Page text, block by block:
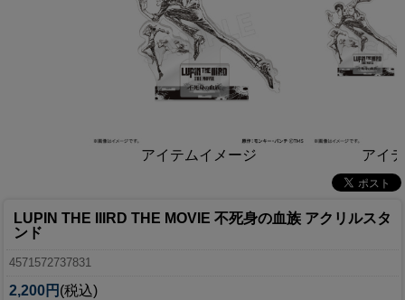
アイテムイメージ アイ
LUPIN THE IIIRD THE MOVIE 不死身の血族 アクリルスタ
ンド
4571572737831
2,200円 (税込)